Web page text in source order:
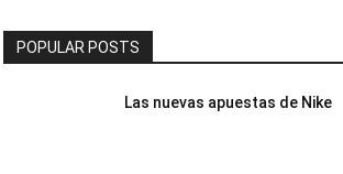
POPULAR POSTS
Las nuevas apuestas de Nike